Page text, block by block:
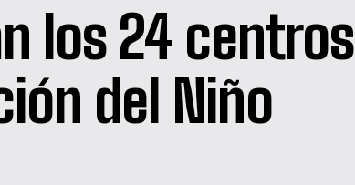
los 24 centros
del Niño